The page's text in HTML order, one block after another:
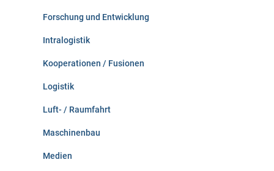
Forschung und Entwicklung
Intralogistik
Kooperationen / Fusionen
Logistik
Luft- / Raumfahrt
Maschinenbau
Medien